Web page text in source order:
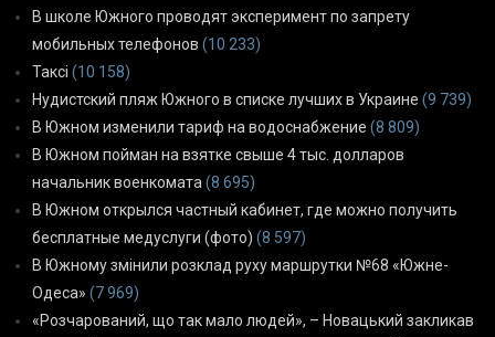
В школе Южного проводят эксперимент по запрету
мобильных телефонов (10 233)
Таксі (10 158)
Нудистский пляж Южного в списке лучших в Украине (9 739)
В Южном изменили тариф на водоснабжение (8 809)
В Южном пойман на взятке свыше 4 тыс. долларов
начальник военкомата (8 695)
В Южном открылся частный кабинет, где можно получить
бесплатные медуслуги (фото) (8 597)
В Южному змінили розклад руху маршрутки №68 «Южне-
Одеса» (7 969)
«Розчарований, що так мало людей», – Новацький закликав